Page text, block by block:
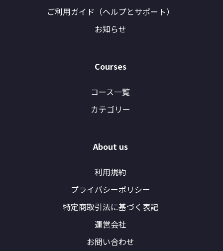
ご利用ガイド（ヘルプとサポート）
お知らせ
Courses
コース一覧
カテゴリー
About us
利用規約
プライバシーポリシー
特定商取引法に基づく表記
運営会社
お問い合わせ